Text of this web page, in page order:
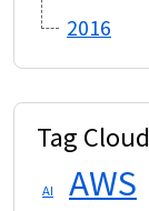
2016
Tag Cloud
AI AWS